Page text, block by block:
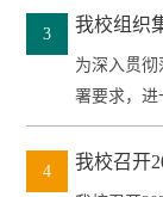
3
我校组织
会
为深入贯
署要求，进
处置能力，
4
我校召开